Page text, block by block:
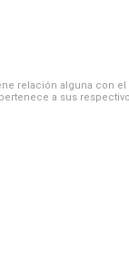
relación alguna con
a sus